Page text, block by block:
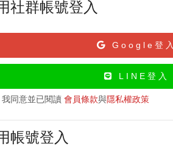
社群帳號登入
Google登入
LINE登入
我同意並已閱讀 會員條款與隱私權政策
帳號登入